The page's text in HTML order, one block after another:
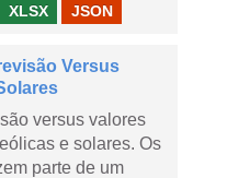
XLSX JSON
Versus
versus valores
e solares. Os
parte de um